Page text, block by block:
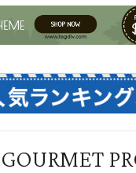
GOURMET